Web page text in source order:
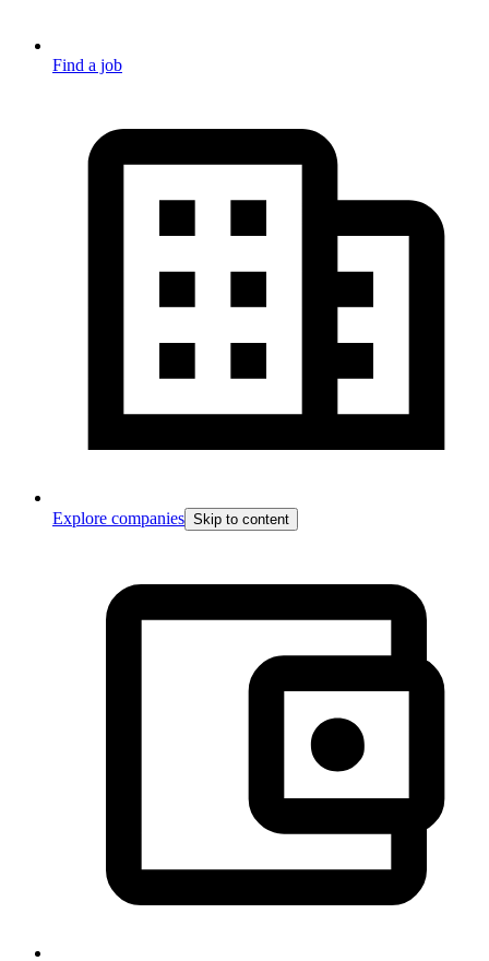
Find a job
Explore companies Skip to content